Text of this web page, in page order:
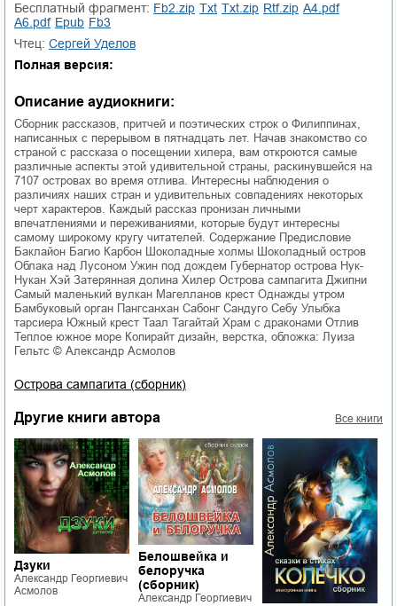
Бесплатный фрагмент:
fb2.zip txt txt.zip rtf.zip
a4.pdf
a6.pdf
epub
fb3
Чтец:
Сергей Уделов
Полная версия:
Описание аудиокниги:
Сборник рассказов, притчей и поэтических строк о Филиппинах,
написанных с перерывом в пятнадцать лет. Начав знакомство со
страной с рассказа о посещении хилера, вам откроются самые
различные аспекты этой удивительной страны, раскинувшейся на
7107 островах во время отлива. Интересны наблюдения о
различиях наших стран и удивительных совпадениях некоторых
черт характеров. Каждый рассказ пронизан личными
впечатлениями и переживаниями, которые будут интересны
самому широкому кругу читателей. Содержание Предисловие
Баклайон Багио Карбон Шоколадные холмы Шоколадный остров
Облака над Лусоном Ужин под дождем Губернатор острова Нук-
Нукан Хэй Затерянная долина Хилер Острова сампагита Джипни
Самый маленький вулкан Магелланов крест Однажды утром
Бамбуковый орган Пангсанхан Сабонг Сандуго Себу Улыбка
тарсиера Южный крест Таал Тагайтай Храм с драконами Отлив
Теплое южное море Копирайт дизайн, верстка, обложка: Луиза
Гельтс © Александр Асмолов
Острова сампагита (сборник)
Другие книги автора Все книги
Дзуки
Александр Георгиевич
Асмолов
Белошвейка и
белоручка
(сборник)
Александр Георгиевич